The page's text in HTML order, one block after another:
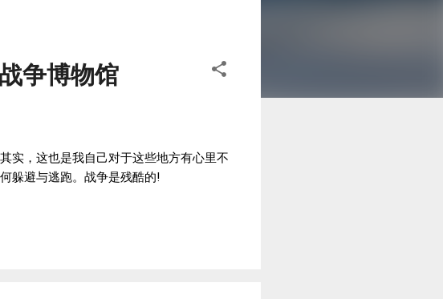
争博物馆
实，这也是我自己对于这些地方有心里不
躲避与逃跑。战争是残酷的!